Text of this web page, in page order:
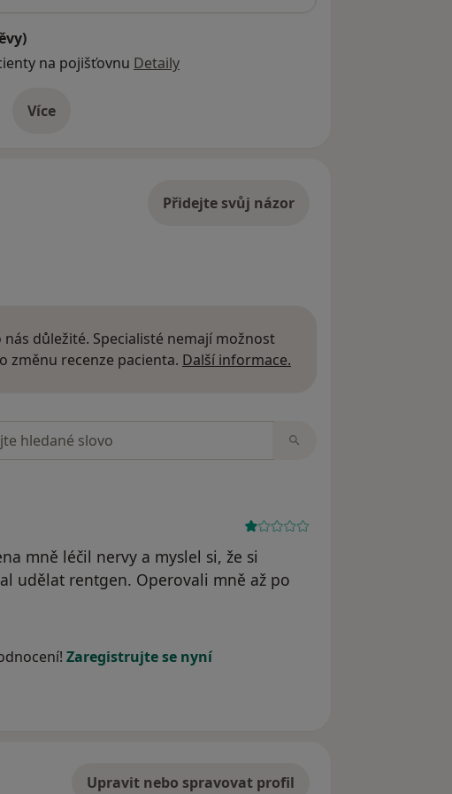
na pojišťovnu Detaily
Víceo adrese
Přidejte svůj názor
důležité. Specialisté nemají možnost
změnu recenze pacienta. Další informace.
v názorech
mně léčil nervy a myslel si, že si
udělat rentgen. Operovali mně až po
Zaregistrujte se nyní
Upravit nebo spravovat profil